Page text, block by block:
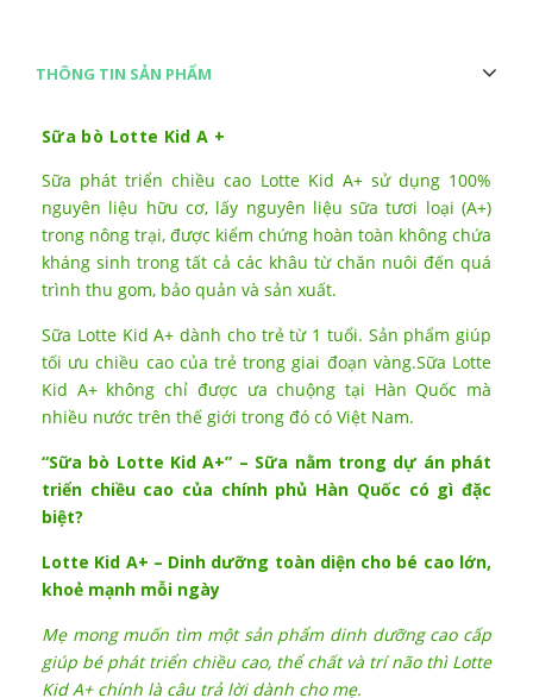
THÔNG TIN SẢN PHẨM
Sữa bò Lotte Kid A +
Sữa phát triển chiều cao Lotte Kid A+ sử dụng 100%
nguyên liệu hữu cơ, lấy nguyên liệu sữa tươi loại (A+)
trong nông trại, được kiểm chứng hoàn toàn không chứa
kháng sinh trong tất cả các khâu từ chăn nuôi đến quá
trình thu gom, bảo quản và sản xuất.
Sữa Lotte Kid A+ dành cho trẻ từ 1 tuổi. Sản phẩm giúp
tối ưu chiều cao của trẻ trong giai đoạn vàng.Sữa Lotte
Kid A+ không chỉ được ưa chuộng tại Hàn Quốc mà
nhiều nước trên thế giới trong đó có Việt Nam.
“Sữa bò Lotte Kid A+” – Sữa nằm trong dự án phát
triển chiều cao của chính phủ Hàn Quốc có gì đặc
biệt?
Lotte Kid A+ – Dinh dưỡng toàn diện cho bé cao lớn,
khoẻ mạnh mỗi ngày
Mẹ mong muốn tìm một sản phẩm dinh dưỡng cao cấp
giúp bé phát triển chiều cao, thể chất và trí não thì Lotte
Kid A+ chính là câu trả lời dành cho mẹ.